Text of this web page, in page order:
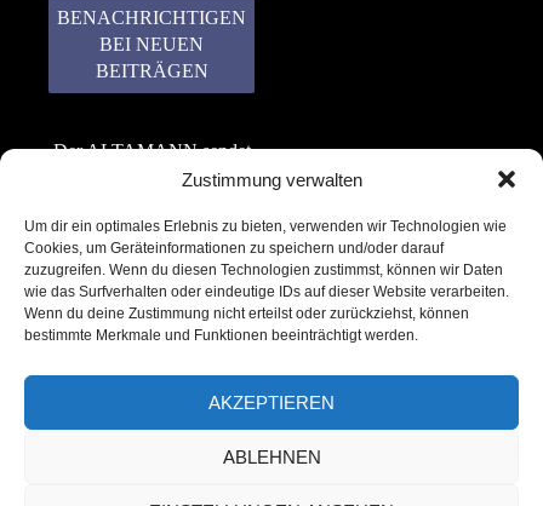
Zustimmung verwalten
Um dir ein optimales Erlebnis zu bieten, verwenden wir Technologien wie
Cookies, um Geräteinformationen zu speichern und/oder darauf
zuzugreifen. Wenn du diesen Technologien zustimmst, können wir Daten
wie das Surfverhalten oder eindeutige IDs auf dieser Website verarbeiten.
Wenn du deine Zustimmung nicht erteilst oder zurückziehst, können
bestimmte Merkmale und Funktionen beeinträchtigt werden.
AKZEPTIEREN
ABLEHNEN
Der ALTAMANN sendet
keinen Spam! Er gibt
weiter. Erfahre mehr in
unserer
Datenschutzerklärung.
Copyright © 2022 – 2025 | ALTAMANN.com